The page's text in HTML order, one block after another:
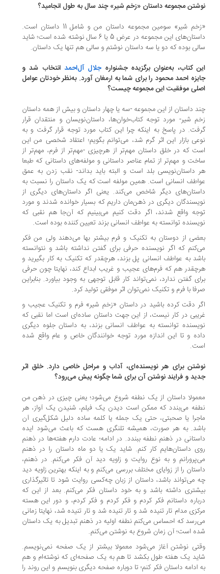
مجموعه داستان «زخم شیر» چند سال به طول انجامید؟
«زخم شیر» سومین مجموعه داستان من و شامل 11 داستان است.
داستان‌های این مجموعه در عرض 5 یا 6 سال نوشته شده است؛ شاید
بوده که دو یا سه داستان نوشتم و سالی هم تنها یک داستان.
کتاب، به‌عنوان برگزیده جشنوارهجلال آل‌احمدانتخاب شد و
احمد محمود را برای شما به ارمغان آورد. به‌نظر خودتان عوامل
موفقیت این مجموعه چیست؟
داستان از این مجموعه -سه یا چهار داستان و بیش از همه داستان
شیر- مورد توجه کتاب‌خوان‌ها، داستان‌نویسان و منتقدان قرار
در پاسخ به اینکه چرا این کتاب مورد توجه قرار گرفت و به
بازار این اثر گرم شد، می‌توانم بگویم؛ اعتقاد شخصی من این
که در خلق داستان مهم‌تر از هرچیزی -مهم‌تر از فرم، مهم‌تر از
و مهم‌تر از تمام عناصر داستانی و مولفه‌های داستانی که طبعا
داستان‌نویسی بلد است و البته باید بداند- نقب زدن به عمق
انسانی است. همین مولفه است که یک داستان را نسبت به
دیگر شاخص می‌کند. یعنی اگر داستان‌های دیگری از
دیگری در ذهن‌مان داریم که بسیار خوانده شدند و مورد
واقع شدند، اگر دقت کنیم می‌بینیم که آن‌جا هم نقبی که
توانسته به عواطف انسانی بزند تعیین کننده بوده است.
از دوستان به تکنیک و فرم بیشتر بها می‌دهند ولی من فکر
که اگر نویسنده حرفی برای گفتن نداشته باشد و نتوانسته
به عواطف انسانی پل بزند، هرچقدر که تکنیک به کار بگیرید و
هم که فرم‌های عجیب و غریب ابداع کند، نهایتا چون حرفی
گفتن ندارد، نمی‌تواند کار قابل توجهی به وجود بیاورد. بنابراین
با فرم و تکنیک نمی‌توان اثر موفقی تولید کرد.
دقت کرده باشید در داستان «زخم شیر» فرم و تکنیک عجیب و
در کار نیست، از این جهت داستان ساده‌ای است اما نقبی که
توانسته به عواطف انسانی بزند، به داستان جلوه دیگری
و تا این اندازه مورد توجه خوانندگان خاص و عام واقع شده
برای هر نویسنده‌ای، آداب و مراحل خاصی دارد. خلق اثر
و فرایند نوشتن آن برای شما چگونه پیش می‌رود؟
داستان از یک نطفه شروع می‌شود؛ یعنی چیزی در ذهن من
می‌بندد که ممکن است دیدن یک فیلم، شنیدن یک آواز، هر
یا صحبتی، حتی یک جمله یا کلمه ساده دلیل شکل‌گیری آن
به هر صورت، همیشه تلنگری هست که باعث می‌شود ایده
در ذهنم نطفه ببندد. در ادامه؛ عادت دارم هفته‌ها در ذهنم
داستان‌هایم کار کنم. شاید یک یا دو ماه داستان را در ذهنم
و به نوع روایت و زاویه دید آن فکر می‌کنم. در ذهنم،
را از زوایای مختلف بررسی می‌کنم و به اینکه بهترین زاویه دید
می‌تواند باشد، داستان از زبان چه‌کسی روایت شود تا تاثیرگذاری
داشته‌ باشد و به خود داستان فکر می‌کنم. بعد از این که
داستانم فکر کردم و فکر کردم و فکر کردم، و دور این هسته
مدام تار تنیده شد و تار تنیده شد و تار تنیده شد، نهایتا زمانی
که احساس می‌کنم نطفه اولیه در ذهنم تبدیل به یک داستان
است؛ آن زمان شروع به نوشتن می‌کنم.
نوشتن آغاز می‌شود معمولا بیشتر از یک صفحه نمی‌نویسم.
یک هفته طول بکشد تا هم به یک صفحه‌ای که نوشته‌ام و هم
ادامه داستان فکر کنم؛ تا دوباره صفحه دیگری بنویسم و این روند را